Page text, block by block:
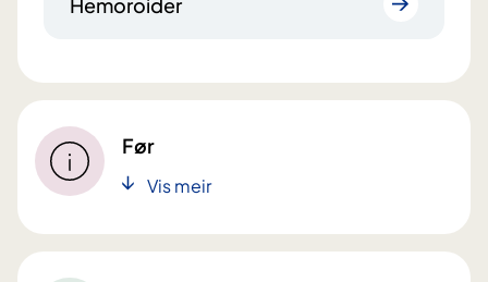
Før
Vis meir